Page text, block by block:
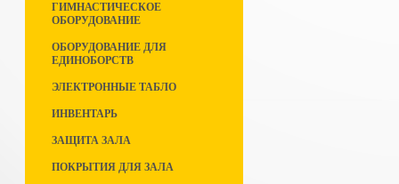
ГИМНАСТИЧЕСКОЕ
ОБОРУДОВАНИЕ
ОБОРУДОВАНИЕ ДЛЯ
ЕДИНОБОРСТВ
ЭЛЕКТРОННЫЕ ТАБЛО
ИНВЕНТАРЬ
ЗАЩИТА ЗАЛА
ПОКРЫТИЯ ДЛЯ ЗАЛА